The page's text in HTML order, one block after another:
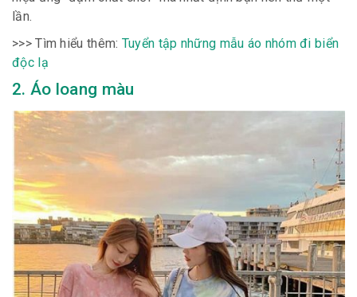
lần.
>>> Tìm hiểu thêm: Tuyển tập những mẫu áo nhóm đi biển
độc lạ
2. Áo loang màu